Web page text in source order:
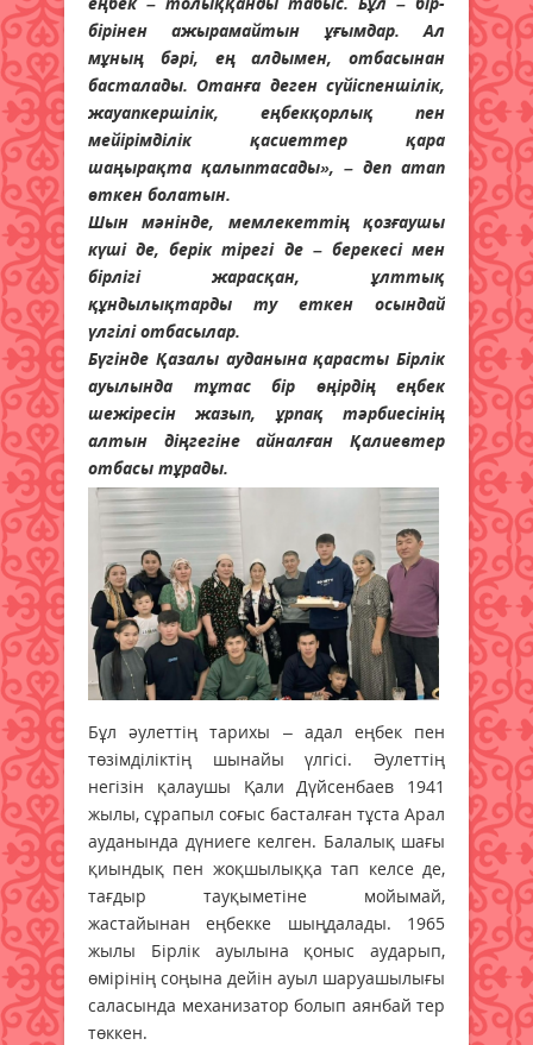
бірінен ажырамайтын ұғымдар. Ал
мұның бәрі, ең алдымен, отбасынан
басталады. Отанға деген сүйіспеншілік,
жауапкершілік, еңбекқорлық пен
мейірімділік қасиеттер қара
шаңырақта қалыптасады», – деп атап
өткен болатын.
Шын мәнінде, мемлекеттің қозғаушы
күші де, берік тірегі де – берекесі мен
бірлігі жарасқан, ұлттық
құндылықтарды ту еткен осындай
үлгілі отбасылар.
Бүгінде Қазалы ауданына қарасты Бірлік
ауылында тұтас бір өңірдің еңбек
шежіресін жазып, ұрпақ тәрбиесінің
алтын діңгегіне айналған Қалиевтер
отбасы тұрады.
Бұл әулеттің тарихы – адал еңбек пен
төзімділіктің шынайы үлгісі. Әулеттің
негізін қалаушы Қали Дүйсенбаев 1941
жылы, сұрапыл соғыс басталған тұста Арал
ауданында дүниеге келген. Балалық шағы
қиындық пен жоқшылыққа тап келсе де,
тағдыр тауқыметіне мойымай,
жастайынан еңбекке шыңдалады. 1965
жылы Бірлік ауылына қоныс аударып,
өмірінің соңына дейін ауыл шаруашылығы
саласында механизатор болып аянбай тер
төккен.